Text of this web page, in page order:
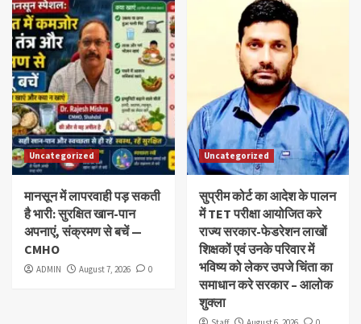
Uncategorized
मानसून में लापरवाही पड़ सकती
है भारी: सुरक्षित खान-पान
अपनाएं, संक्रमण से बचें —
CMHO
ADMIN August 7, 2026 0
Uncategorized
सुप्रीम कोर्ट का आदेश के पालन
में TET परीक्षा आयोजित करे
राज्य सरकार-फेडरेशन लाखों
शिक्षकों एवं उनके परिवार में
भविष्य को लेकर उपजे चिंता का
समाधान करे सरकार – आलोक
शुक्ला